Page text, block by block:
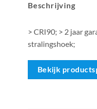
Beschrijving
> CRI90; > 2 jaar
stralingshoek;
Bekijk